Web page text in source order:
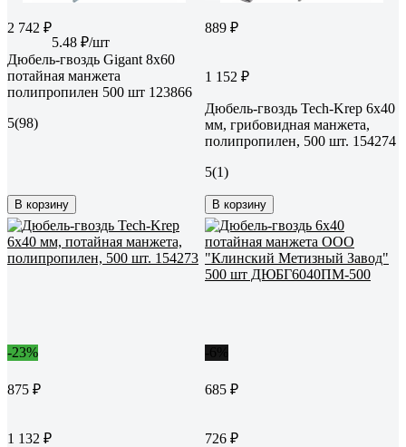
2 742 ₽
5.48 ₽/шт
Дюбель-гвоздь Gigant 8x60
потайная манжета
полипропилен 500 шт 123866
5(98)
В корзину
889 ₽
1 152 ₽
Дюбель-гвоздь Tech-Krep 6x40
мм, грибовидная манжета,
полипропилен, 500 шт. 154274
5(1)
В корзину
-23%
875 ₽
1 132 ₽
685 ₽
726 ₽